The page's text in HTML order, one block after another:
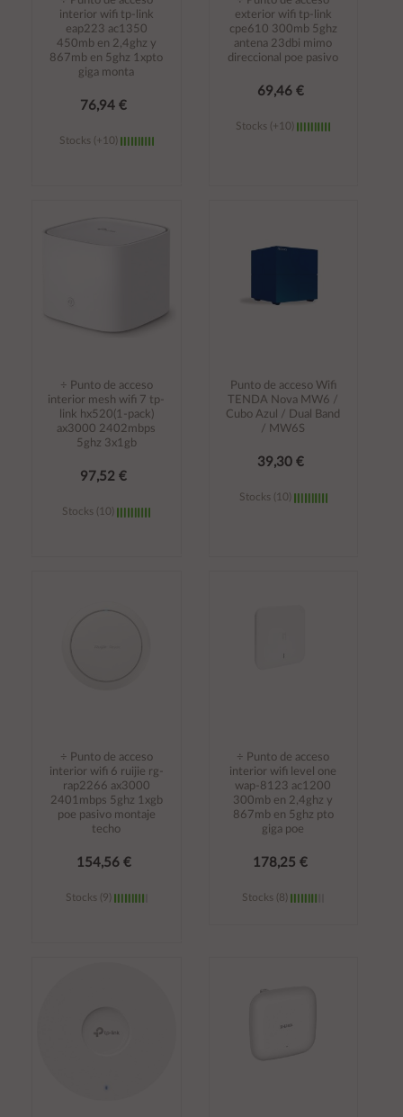
interior wifi tp-link
eap223 ac1350
450mb en 2,4ghz y
867mb en 5ghz 1xpto
giga monta
76,94 €
Stocks (+10)
exterior wifi tp-link
cpe610 300mb 5ghz
antena 23dbi mimo
direccional poe pasivo
69,46 €
Stocks (+10)
÷ Punto de acceso
interior mesh wifi 7 tp-
link hx520(1-pack)
ax3000 2402mbps
5ghz 3x1gb
97,52 €
Stocks (10)
Punto de acceso Wifi
TENDA Nova MW6 /
Cubo Azul / Dual Band
/ MW6S
39,30 €
Stocks (10)
÷ Punto de acceso
interior wifi 6 ruijie rg-
rap2266 ax3000
2401mbps 5ghz 1xgb
poe pasivo montaje
techo
154,56 €
Stocks (9)
÷ Punto de acceso
interior wifi level one
wap-8123 ac1200
300mb en 2,4ghz y
867mb en 5ghz pto
giga poe
178,25 €
Stocks (8)